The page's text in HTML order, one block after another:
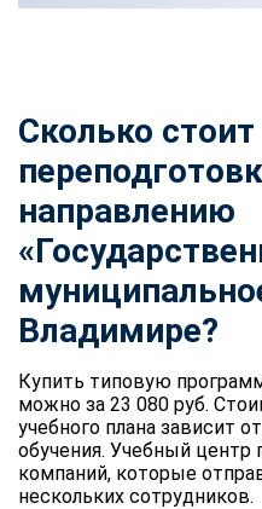
Сколько стоит
направлению
Владимире?
Купить типовую
можно за 23 080 руб.
учебного плана зависит
обучения. Учебный центр
компаний, которые
нескольких сотрудников.